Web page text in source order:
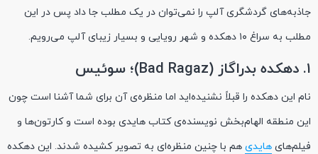
جاذبه‌های گردشگری آلپ را نمی‌توان در یک مطلب جا داد پس در این
مطلب به سراغ ۱۰ دهکده و شهر رویایی و بسیار زیبای آلپ می‌رویم.
۱. دهکده بدراگاز (Bad Ragaz)؛ سوئیس
نام این دهکده را قبلاً نشنیده‌اید اما منظره‌ی آن برای شما آشنا است چون
این منطقه الهام‌بخش نویسنده‌ی کتاب هایدی بوده است و کارتون‌ها و
فیلم‌های هایدی هم با چنین منظره‌ای به تصویر کشیده شدند. این دهکده